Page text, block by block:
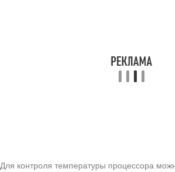
Для контроля температуры процессора